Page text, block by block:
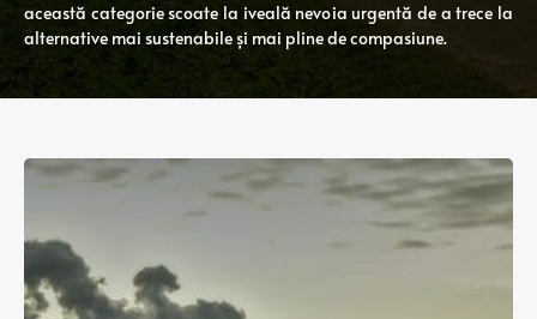
această categorie scoate la iveală nevoia urgentă de a trece la
alternative mai sustenabile și mai pline de compasiune.